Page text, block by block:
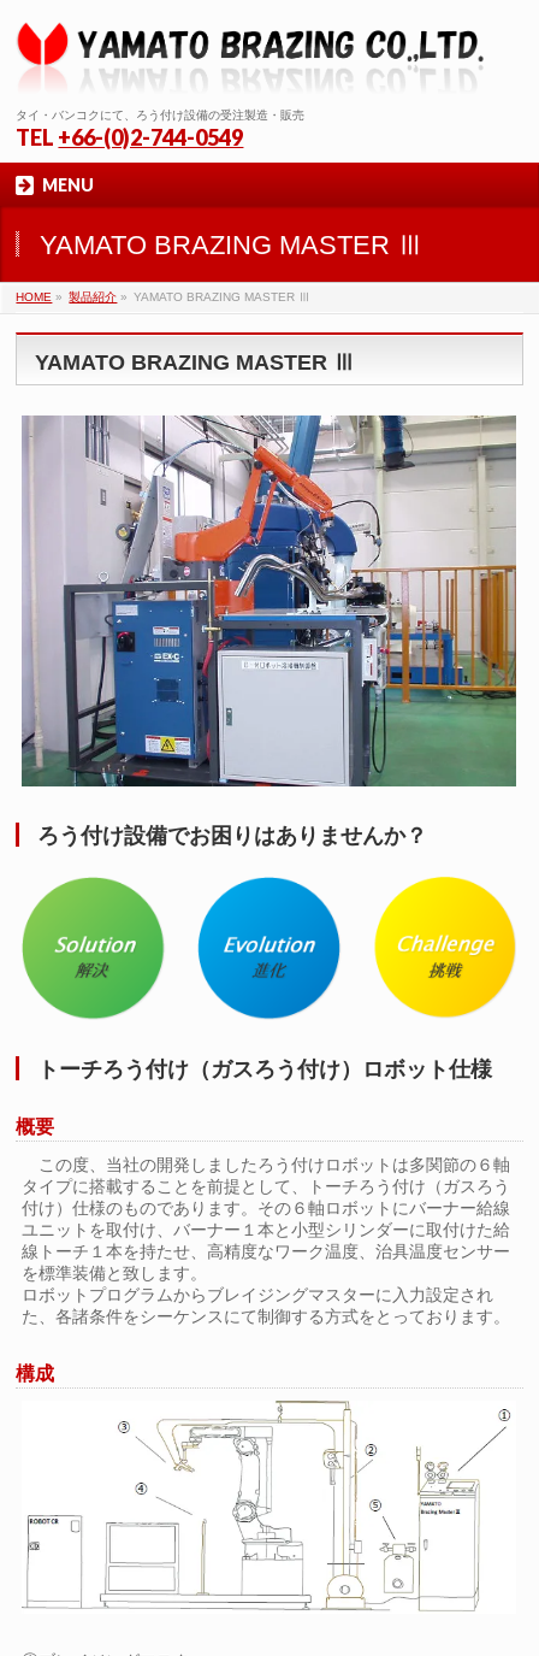
タイ・バンコクにて、ろう付け設備の受注製造・販売
TEL +66-(0)2-744-0549
MENU
YAMATO BRAZING MASTER Ⅲ
HOME » 製品紹介 » YAMATO BRAZING MASTER Ⅲ
YAMATO BRAZING MASTER Ⅲ
ろう付け設備でお困りはありませんか？
トーチろう付け（ガスろう付け）ロボット仕様
概要
この度、当社の開発しましたろう付けロボットは多関節の６軸
タイプに搭載することを前提として、トーチろう付け（ガスろう
付け）仕様のものであります。その６軸ロボットにバーナー給線
ユニットを取付け、バーナー１本と小型シリンダーに取付けた給
線トーチ１本を持たせ、高精度なワーク温度、治具温度センサー
を標準装備と致します。
ロボットプログラムからブレイジングマスターに入力設定され
た、各諸条件をシーケンスにて制御する方式をとっております。
構成